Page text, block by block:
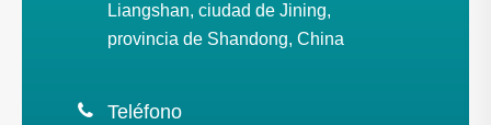
Liangshan, ciudad de Jining,
provincia de Shandong, China
 Teléfono